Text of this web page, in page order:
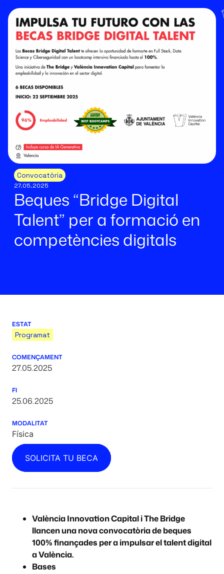
Convocatòria
27.05.2025
Beques “Bridge Digital
Talent” per a formació en
competències digitals
ESTAT
Programat
COMENÇAMENT
27.05.2025
FI
25.06.2025
MODALITAT
Física
SOLICITA TU BECA
València Innovation Capital i The Bridge
llancen una nova convocatòria de beques
100% finançades per a impulsar el talent digital
a València.
Bases